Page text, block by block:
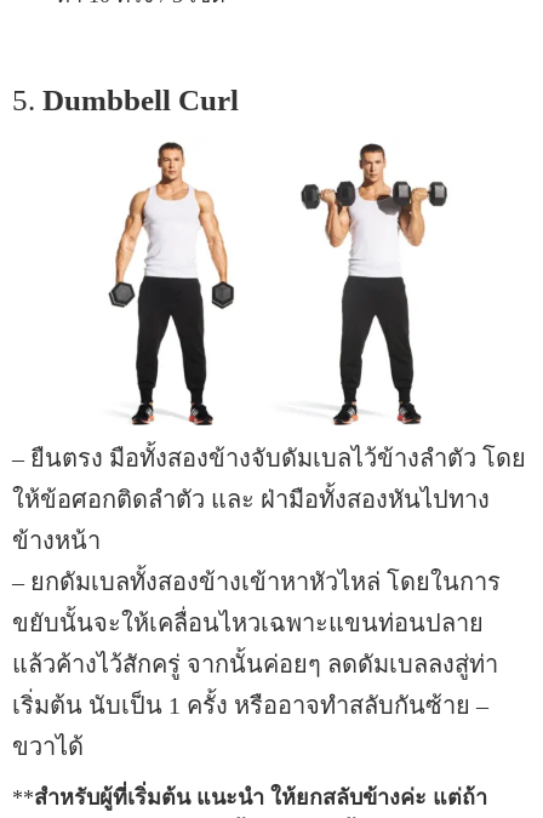
5. Dumbbell Curl
– ยืนตรง มือทั้งสองข้างจับดัมเบลไว้ข้างลำตัว โดย
ให้ข้อศอกติดลำตัว และ ฝ่ามือทั้งสองหันไปทาง
ข้างหน้า
– ยกดัมเบลทั้งสองข้างเข้าหาหัวไหล่ โดยในการ
ขยับนั้นจะให้เคลื่อนไหวเฉพาะแขนท่อนปลาย
แล้วค้างไว้สักครู่ จากนั้นค่อยๆ ลดดัมเบลลงสู่ท่า
เริ่มต้น นับเป็น 1 ครั้ง หรืออาจทำสลับกันซ้าย –
ขวาได้
**สำหรับผู้ที่เริ่มต้น แนะนำ ให้ยกสลับข้างค่ะ แต่ถ้า